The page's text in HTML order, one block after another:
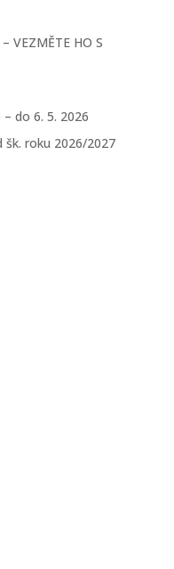
VEZMĚTE HO S
do 6. 5. 2026
roku 2026/2027